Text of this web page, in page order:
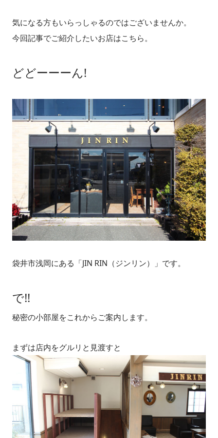
気になる方もいらっしゃるのではございませんか。
今回記事でご紹介したいお店はこちら。
どどーーーん!
袋井市浅岡にある「JIN RIN（ジンリン）」です。
で!!
秘密の小部屋をこれからご案内します。
まずは店内をグルリと見渡すと